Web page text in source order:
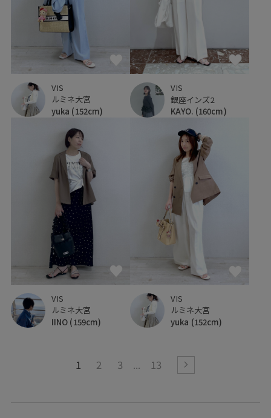
VIS
ルミネ大宮
yuka (152cm)
VIS
銀座インズ2
KAYO. (160cm)
VIS
ルミネ大宮
IINO (159cm)
VIS
ルミネ大宮
yuka (152cm)
1 2 3 13